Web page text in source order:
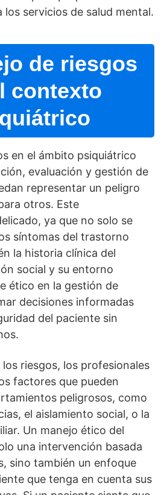
los servicios de salud mental.
de riesgos
contexto
en el ámbito psiquiátrico
evaluación y gestión de
representar un peligro
otros. Este
ya que no solo se
sí­ntomas del trastorno
la historia clí­nica del
social y su entorno
ético en la gestión de
decisiones informadas
del paciente sin
los riesgos, los profesionales
factores que pueden
peligrosos, como
el aislamiento social, o la
Un manejo ético del
una intervención basada
sino también un enfoque
que tenga en cuenta sus